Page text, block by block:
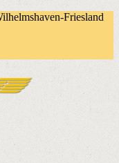
Friesland